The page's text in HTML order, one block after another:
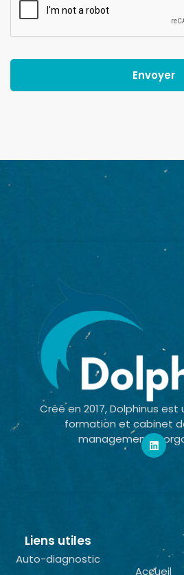
Envoyer
Créé en 2017, Dolphinus
formation et cabinet
management &
Liens utiles
Auto-diagnostic
Accueil